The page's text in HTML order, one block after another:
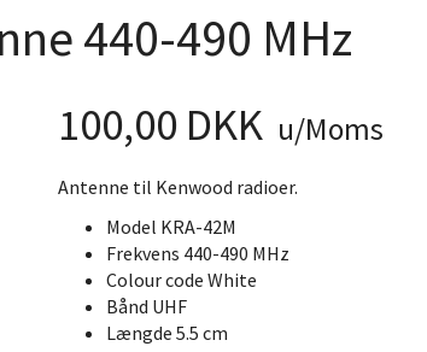
440-490 MHz
100,00 DKK u/Moms
Antenne til Kenwood radioer.
Model KRA-42M
Frekvens 440-490 MHz
Colour code White
Bånd UHF
Længde 5.5 cm